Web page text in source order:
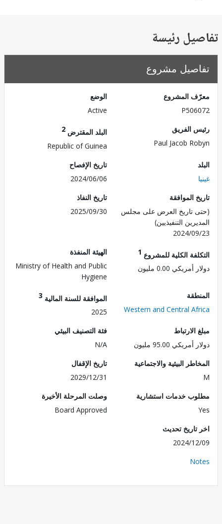
رئيسة
مشروع
المشروع
الفريق
Paul Jacob
البلد المقترض
Republic of Guinea
تاريخ الإفصاح
2024/06/06
الموافقة
تاريخ العرض على مجلس
التنفيذيين)
2024/
تاريخ النفاذ
2025/09/30
الكلية للمشروع1
0.00 مليون
الهيئة المنفذة
Ministry of Health and Public
Hygiene
Western and Central
الموافقة للسنة المالية3
2025
95.00 مليون
فئة التصنيف البيئي
البيئية والاجتماعية
تاريخ الإقفال
2029/12/31
خدمات استشارية
وصلت المرحلة الأخيرة
Board Approved
تحديث
2024/